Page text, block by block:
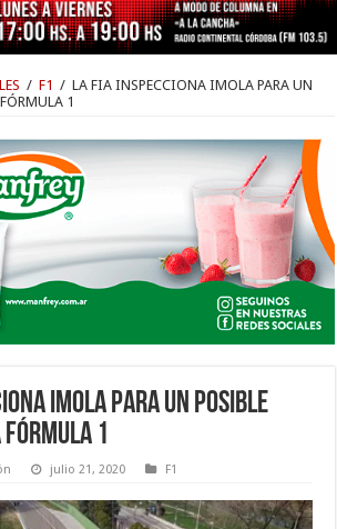
/ F1 / LA FIA INSPECCIONA IMOLA PARA UN
1
IMOLA PARA UN POSIBLE
FÓRMULA 1
julio 21, 2020 F1